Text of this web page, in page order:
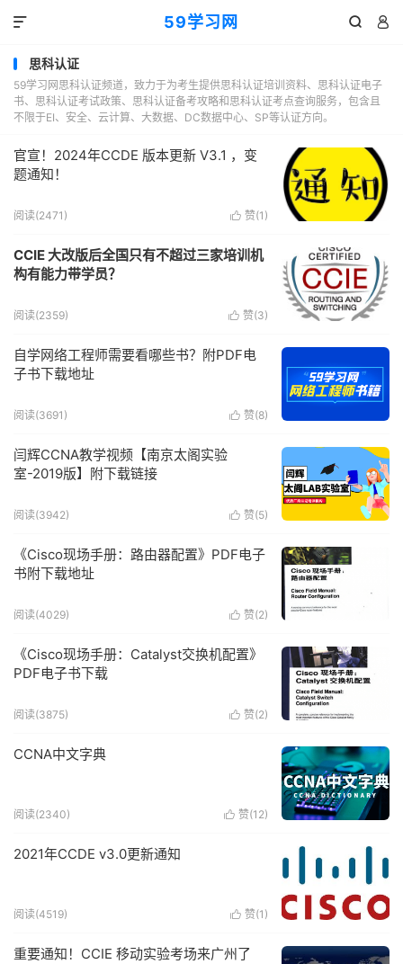
59学习网  

思科认证
59学习网思科认证频道，致力于为考生提供思科认证培训资料、思科认证电子
书、思科认证考试政策、思科认证备考攻略和思科认证考点查询服务，包含且
不限于EI、安全、云计算、大数据、DC数据中心、SP等认证方向。
官宣！2024年CCDE 版本更新 V3.1 ，变
题通知！
 赞(1 )
阅读(2471)
CCIE 大改版后全国只有不超过三家培训机
构有能力带学员？
 赞(3)
阅读(2359)
自学网络工程师需要看哪些书？附PDF电
子书下载地址
 赞(8)
阅读(3691)
闫辉CCNA教学视频【南京太阁实验
室-2019版】附下载链接
 赞(5)
阅读(3942)
《Cisco现场手册：路由器配置》PDF电子
书附下载地址
 赞(2)
阅读(4029)
《Cisco现场手册：Catalyst交换机配置》
PDF电子书下载
 赞(2)
阅读(3875)
CCNA中文字典
 赞(12)
阅读(2340)
2021年CCDE v3.0更新通知
 赞(1 )
阅读(4519)
重要通知！CCIE 移动实验考场来广州了